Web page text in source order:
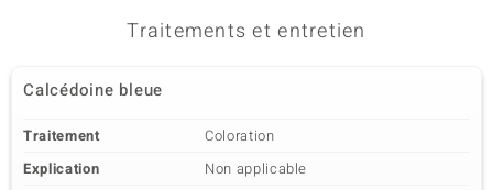
Traitements et entretien
Calcédoine bleue
Traitement
Coloration
Explication
Non applicable